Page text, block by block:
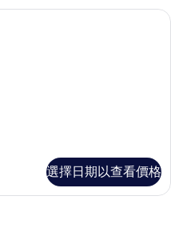
選擇日期以查看價格